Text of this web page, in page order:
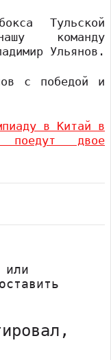
Тульской
команду
Ульянов.
с победой и
в Китай в
поедут двое
или